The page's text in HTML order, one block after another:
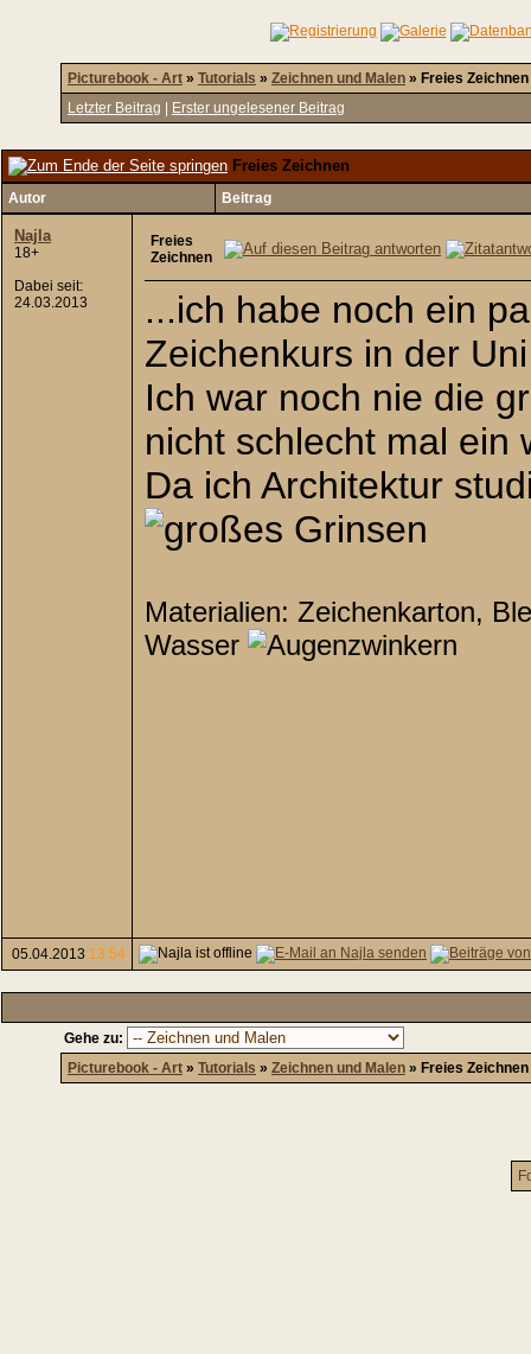
Picturebook - Art » Tutorials » Zeichnen und Malen » Freies Zeichnen
Letzter Beitrag
Erster ungelesener Beitrag
Freies Zeichnen
Autor Beitrag
Najla
18+
Dabei seit:
24.03.2013
Freies
Zeichnen
...ich habe noch ein
Zeichenkurs in der
Ich war noch nie die
nicht schlecht mal ein
Da ich Architektur
Materialien: Zeichenkarton,
Wasser
05.04.2013 13:54
Gehe zu:
Picturebook - Art » Tutorials » Zeichnen und Malen » Freies Zeichnen